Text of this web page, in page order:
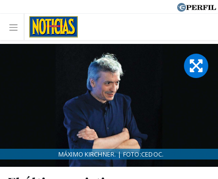
MÁXIMO KIRCHNER. | FOTO:CEDOC.